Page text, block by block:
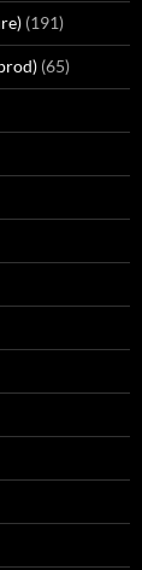
(191)
(65)